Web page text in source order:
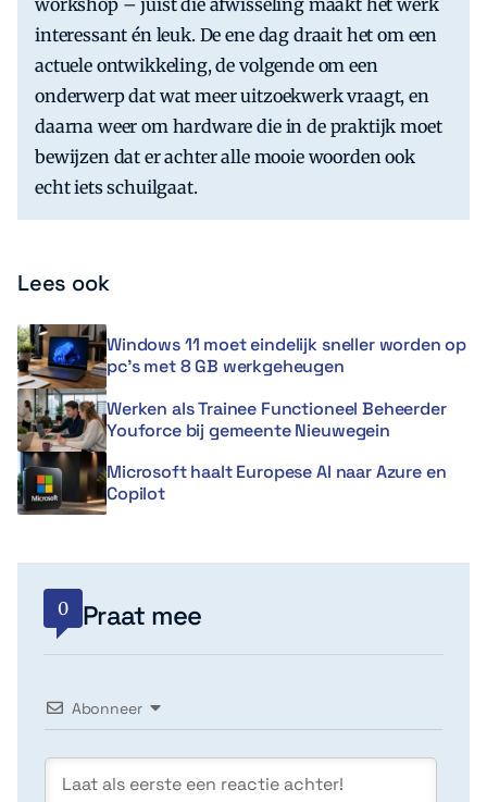
workshop – juist die afwisseling maakt het werk
interessant én leuk. De ene dag draait het om een
actuele ontwikkeling, de volgende om een
onderwerp dat wat meer uitzoekwerk vraagt, en
daarna weer om hardware die in de praktijk moet
bewijzen dat er achter alle mooie woorden ook
echt iets schuilgaat.
Lees ook
Windows 11 moet eindelijk sneller worden op
pc’s met 8 GB werkgeheugen
Werken als Trainee Functioneel Beheerder
Youforce bij gemeente Nieuwegein
Microsoft haalt Europese AI naar Azure en
Copilot
0 Praat mee
Abonneer